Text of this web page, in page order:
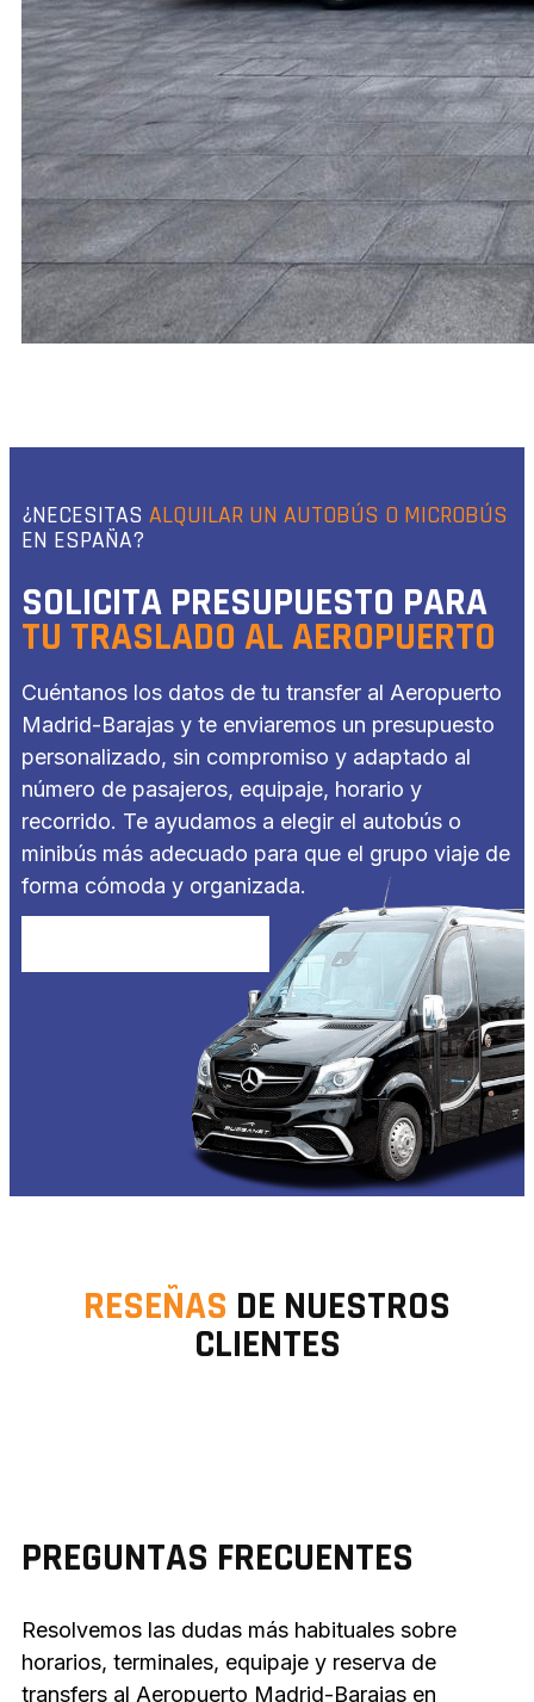
¿NECESITAS ALQUILAR UN AUTOBÚS O MICROBÚS
EN ESPAÑA?
SOLICITA PRESUPUESTO PARA
TU TRASLADO AL AEROPUERTO
Cuéntanos los datos de tu transfer al Aeropuerto
Madrid-Barajas y te enviaremos un presupuesto
personalizado, sin compromiso y adaptado al
número de pasajeros, equipaje, horario y
recorrido. Te ayudamos a elegir el autobús o
minibús más adecuado para que el grupo viaje de
forma cómoda y organizada.
RESEÑAS DE NUESTROS
CLIENTES
PREGUNTAS FRECUENTES
Resolvemos las dudas más habituales sobre
horarios, terminales, equipaje y reserva de
transfers al Aeropuerto Madrid-Barajas en